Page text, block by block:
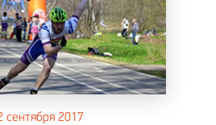
сентября 2017